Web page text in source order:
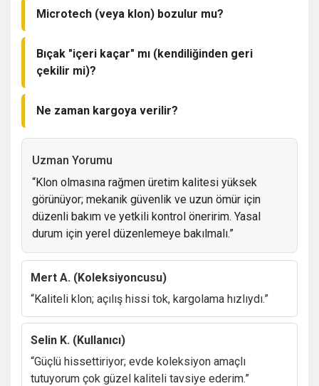
olabilir. Koleksiyon ve evde bulundurma çoğu
yerde mümkündür ancak satın almadan/taşımadan
Microtech (veya klon) bozulur mu?
Yine de mekanik parçalar hassastır; normal bakım
(temizleme/yağlama) yapılmalıdır.
Bıçak "içeri kaçar" mı (kendiliğinden geri
çekilir mi)?
ürün dayanıklı ve mekanizma güvenilirdir.
arkasına çekiç ile çakabilirsiniz. İçeri kaçmaz
güven veriyor./span>
Ne zaman kargoya verilir?
Uzman Yorumu
“Klon olmasına rağmen üretim kalitesi yüksek
görünüyor; mekanik güvenlik ve uzun ömür için
düzenli bakım ve yetkili kontrol öneririm. Yasal
durum için yerel düzenlemeye bakılmalı.”
Mert A. (Koleksiyoncusu)
“Kaliteli klon; açılış hissi tok, kargolama hızlıydı.”
Selin K. (Kullanıcı)
“Güçlü hissettiriyor; evde koleksiyon amaçlı
tutuyorum çok güzel kaliteli tavsiye ederim.”